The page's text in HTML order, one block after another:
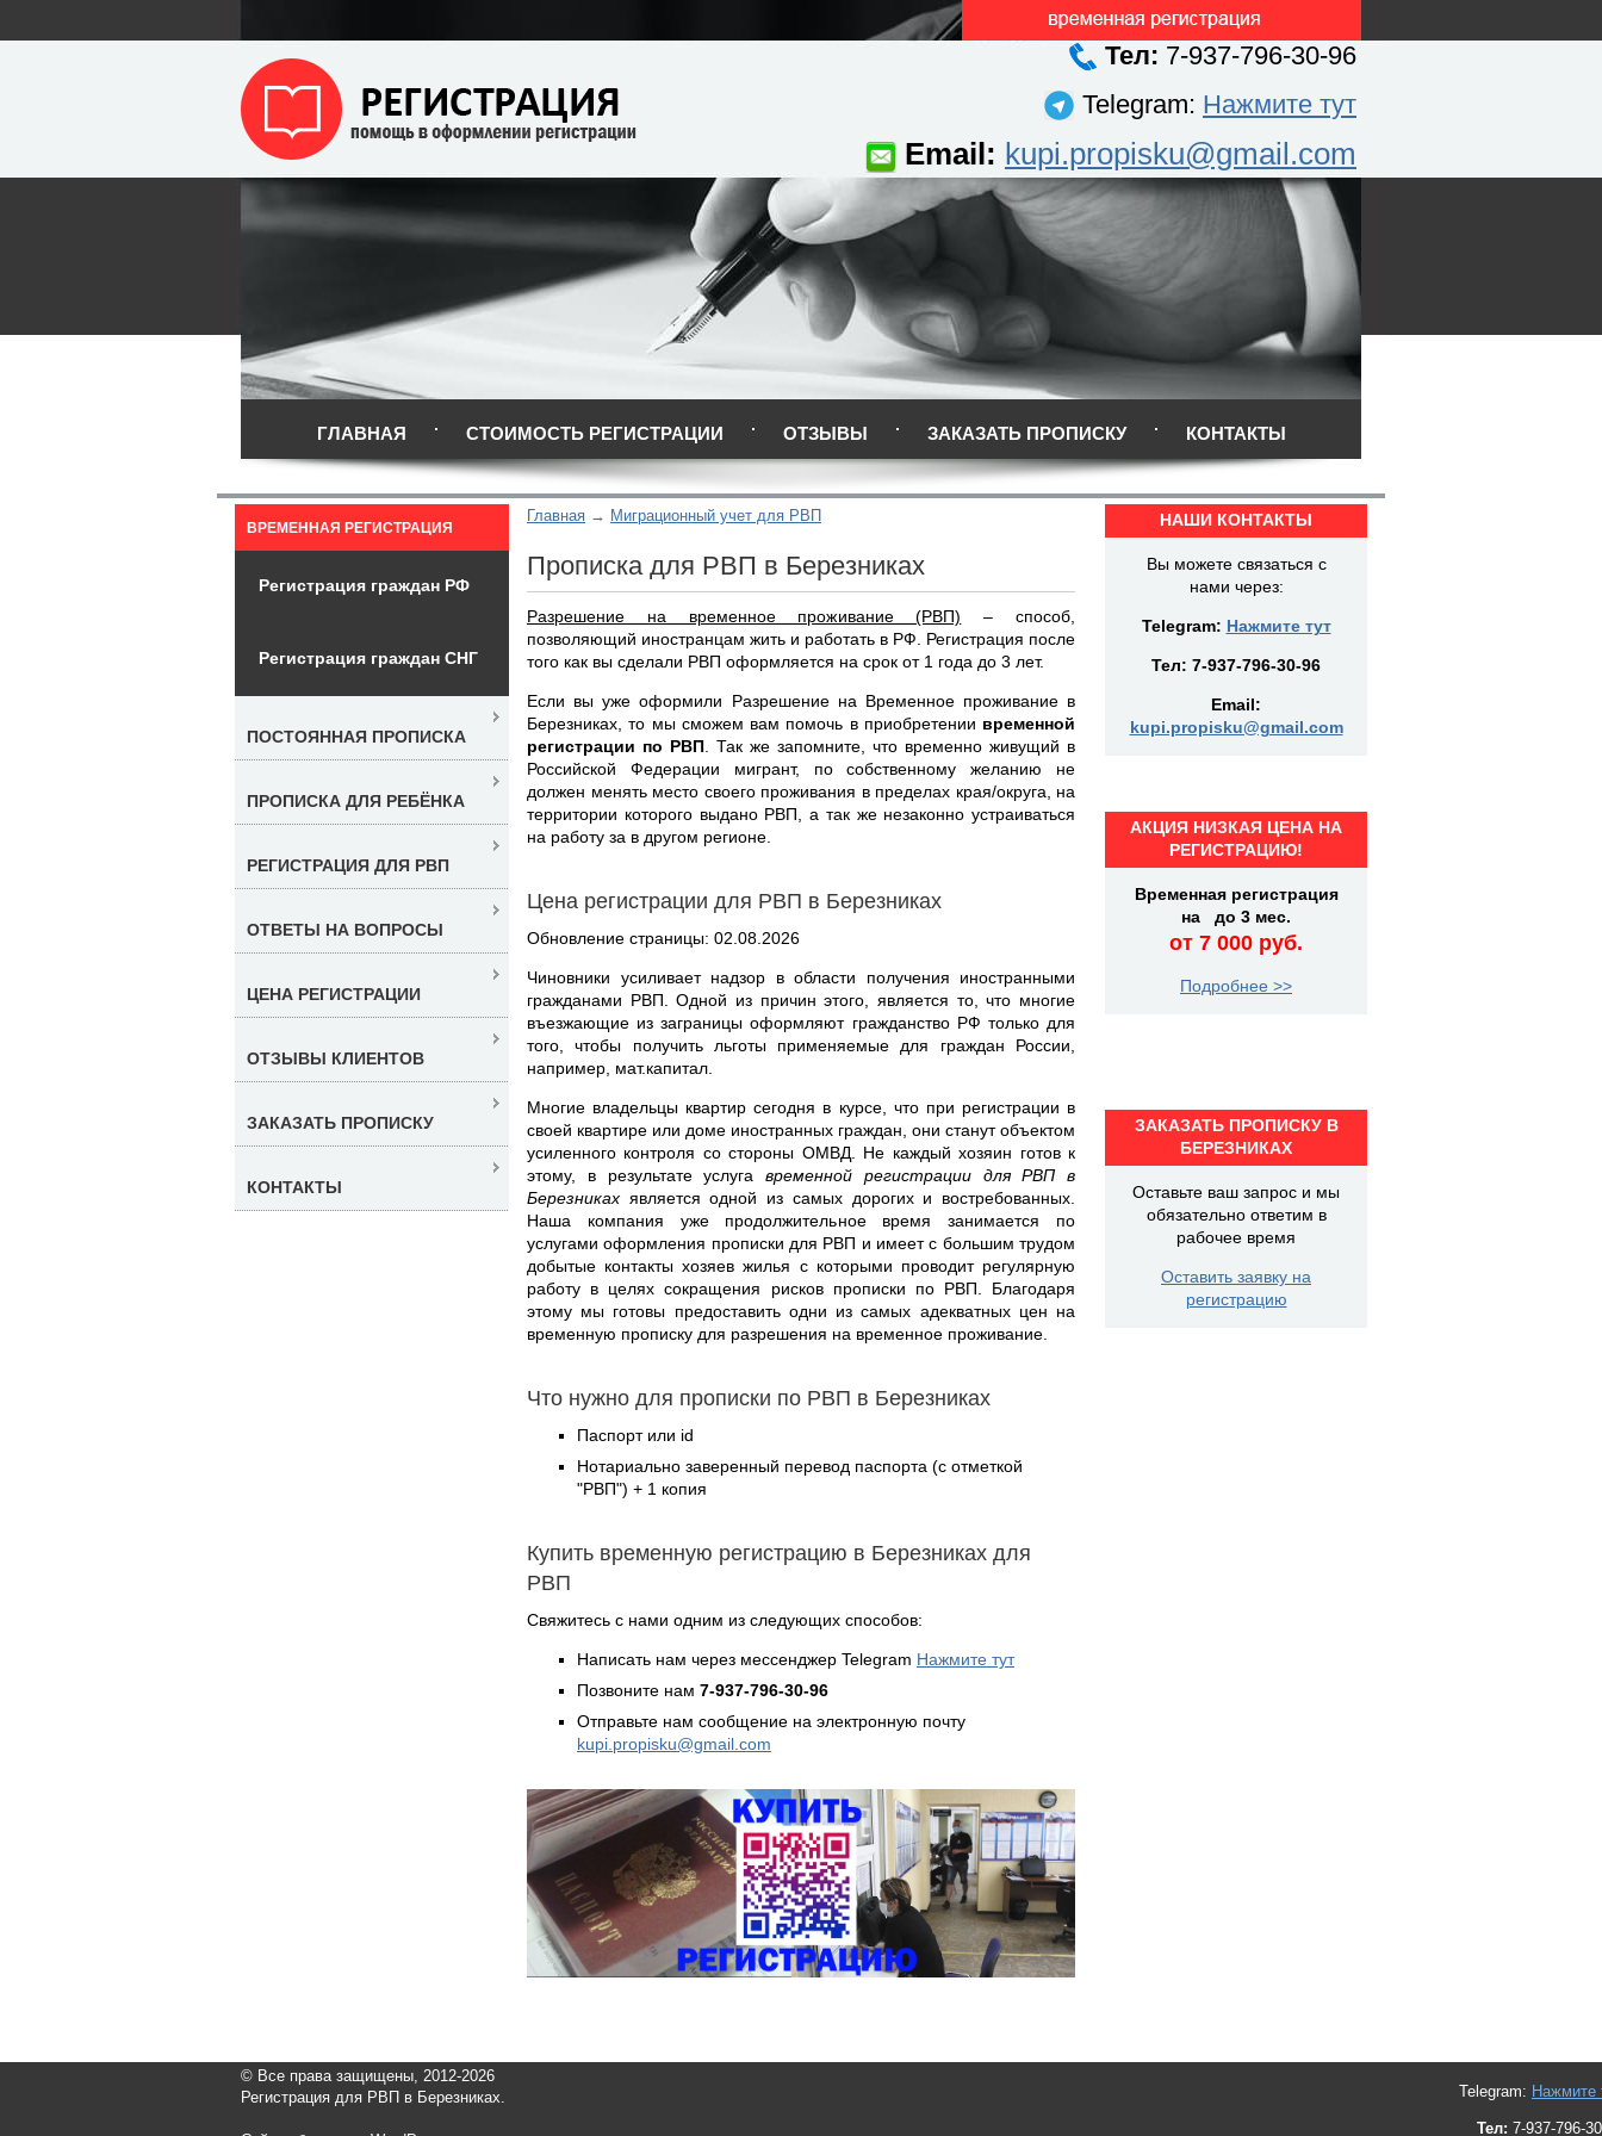
Тел: 7-937-796-30-96
Telegram: Нажмите тут
Email: kupi.propisku@gmail.com
ГЛАВНАЯ СТОИМОСТЬ РЕГИСТРАЦИИ ОТЗЫВЫ ЗАКАЗАТЬ ПРОПИСКУ КОНТАКТЫ
Главная Миграционный учет для РВП
Прописка для РВП в Березниках
Разрешение на временное проживание (РВП) – способ,
позволяющий иностранцам жить и работать в РФ. Регистрация после
того как вы сделали РВП оформляется на срок от 1 года до 3 лет.
Если вы уже оформили Разрешение на Временное проживание в
Березниках, то мы сможем вам помочь в приобретении временной
регистрации по РВП . Так же запомните, что временно живущий в
Российской Федерации мигрант, по собственному желанию не
должен менять место своего проживания в пределах края/округа, на
территории которого выдано РВП, а так же незаконно устраиваться
на работу за в другом регионе.
Цена регистрации для РВП в Березниках
Обновление страницы: 02.08.2026
Чиновники усиливает надзор в области получения иностранными
гражданами РВП. Одной из причин этого, является то, что многие
въезжающие из заграницы оформляют гражданство РФ только для
того, чтобы получить льготы применяемые для граждан России,
например, мат.капитал.
Многие владельцы квартир сегодня в курсе, что при регистрации в
своей квартире или доме иностранных граждан, они станут объектом
усиленного контроля со стороны ОМВД. Не каждый хозяин готов к
этому, в результате услуга временной регистрации для РВП в
Березниках является одной из самых дорогих и востребованных.
Наша компания уже продолжительное время занимается по
услугами оформления прописки для РВП и имеет с большим трудом
добытые контакты хозяев жилья с которыми проводит регулярную
работу в целях сокращения рисков прописки по РВП. Благодаря
этому мы готовы предоставить одни из самых адекватных цен на
временную прописку для разрешения на временное проживание.
Что нужно для прописки по РВП в Березниках
Паспорт или id
Нотариально заверенный перевод паспорта (с отметкой
"РВП") + 1 копия
Купить временную регистрацию в Березниках для
РВП
Свяжитесь с нами одним из следующих способов:
Написать нам через мессенджер Telegram Нажмите тут
Позвоните нам 7-937-796-30-96
Отправьте нам сообщение на электронную почту
kupi.propisku@gmail.com
ВРЕМЕННАЯ РЕГИСТРАЦИЯ
Регистрация граждан РФ
Регистрация граждан СНГ
ПОСТОЯННАЯ ПРОПИСКА
ПРОПИСКА ДЛЯ РЕБЁНКА
РЕГИСТРАЦИЯ ДЛЯ РВП
ОТВЕТЫ НА ВОПРОСЫ
ЦЕНА РЕГИСТРАЦИИ
ОТЗЫВЫ КЛИЕНТОВ
ЗАКАЗАТЬ ПРОПИСКУ
КОНТАКТЫ
НАШИ КОНТАКТЫ
Вы можете связаться с
нами через:
Telegram: Нажмите тут
Тел: 7-937-796-30-96
Email:
kupi.propisku@gmail.com
АКЦИЯ НИЗКАЯ ЦЕНА НА
РЕГИСТРАЦИЮ!
Временная регистрация
на до 3 мес.
от 7 000 руб.
Подробнее >>
ЗАКАЗАТЬ ПРОПИСКУ В
БЕРЕЗНИКАХ
Оставьте ваш запрос и мы
обязательно ответим в
рабочее время
Оставить заявку на
регистрацию
© Все права защищены, 2012-2026
Регистрация для РВП в Березниках.
Telegram: Нажмите
Тел: 7-937-796-